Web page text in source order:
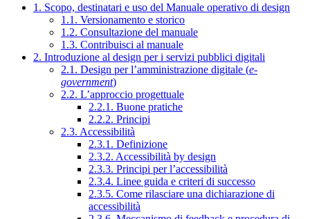
1. Scopo, destinatari e uso del Manuale operativo di design
1.1. Versionamento e storico
1.2. Consultazione del manuale
1.3. Contribuisci al manuale
2. Introduzione al design per i servizi pubblici digitali
2.1. Design per l’amministrazione digitale (e-
government)
2.2. L’approccio progettuale
2.2.1. Buone pratiche
2.2.2. Principi
2.3. Accessibilità
2.3.1. Definizione
2.3.2. Accessibilità by design
2.3.3. Principi per l’accessibilità
2.3.4. Linee guida e criteri di successo
2.3.5. Come rilasciare una dichiarazione di
accessibilità